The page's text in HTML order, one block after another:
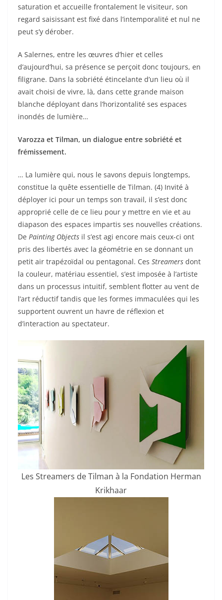
saturation et accueille frontalement le visiteur, son
regard saisissant est fixé dans l’intemporalité et nul ne
peut s’y dérober.
A Salernes, entre les œuvres d’hier et celles
d’aujourd’hui, sa présence se perçoit donc toujours, en
filigrane. Dans la sobriété étincelante d’un lieu où il
avait choisi de vivre, là, dans cette grande maison
blanche déployant dans l’horizontalité ses espaces
inondés de lumière…
Varozza et Tilman, un dialogue entre sobriété et
frémissement.
… La lumière qui, nous le savons depuis longtemps,
constitue la quête essentielle de Tilman. (4) Invité à
déployer ici pour un temps son travail, il s’est donc
approprié celle de ce lieu pour y mettre en vie et au
diapason des espaces impartis ses nouvelles créations.
De Painting Objects il s’est agi encore mais ceux-ci ont
pris des libertés avec la géométrie en se donnant un
petit air trapézoïdal ou pentagonal. Ces Streamers dont
la couleur, matériau essentiel, s’est imposée à l’artiste
dans un processus intuitif, semblent flotter au vent de
l’art réductif tandis que les formes immaculées qui les
supportent ouvrent un havre de réflexion et
d’interaction au spectateur.
Les Streamers de Tilman à la Fondation Herman
Krikhaar